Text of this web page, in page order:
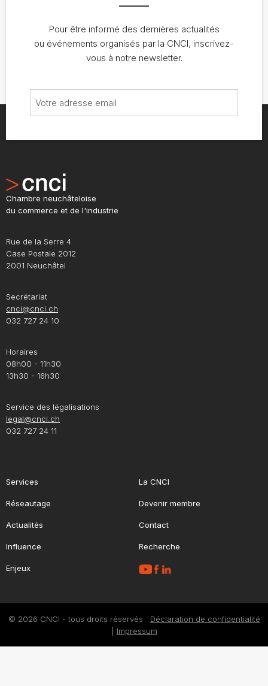
Pour être informé des dernières actualités
ou événements organisés par la CNCI, inscrivez-
vous à notre newsletter.
Chambre neuchâteloise
du commerce et de l'industrie
Rue de la Serre 4
Case Postale 2012
2001 Neuchâtel
Secrétariat
cnci@cnci.ch
032 727 24 10
Horaires
08h00 - 11h30
13h30 - 16h30
Service des légalisations
legal@cnci.ch
032 727 24 11
Services
Réseautage
Actualités
Influence
Enjeux
La CNCI
Devenir membre
Contact
Recherche
© 2026 CNCI - tous droits réservés Déclaration de confidentialité
Impressum